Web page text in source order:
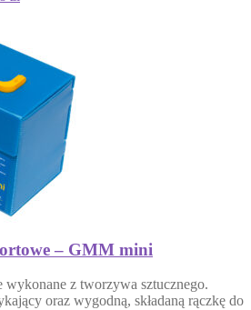
– GMM mini
wykonane z tworzywa sztucznego.
oraz wygodną, składaną rączkę do